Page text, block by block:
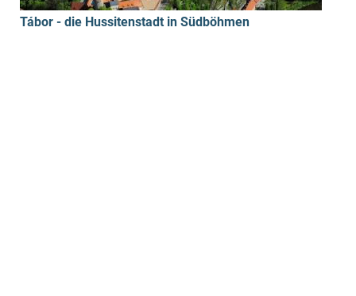
Tábor - die Hussitenstadt in Südböhmen